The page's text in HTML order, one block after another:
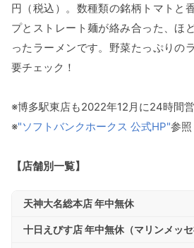
円（税込）。数種類の銘柄トマトと
プとストレート麺が絡み合った、ほ
ったラーメンです。野菜たっぷりの
要チェック！
※博多駅東店も2022年12月に24時間営
※"ソフトバンクホークス 公式HP"参照
【店舗別一覧】
天神大名総本店 年中無休
十日えびす店 年中無休（マリンメッセ